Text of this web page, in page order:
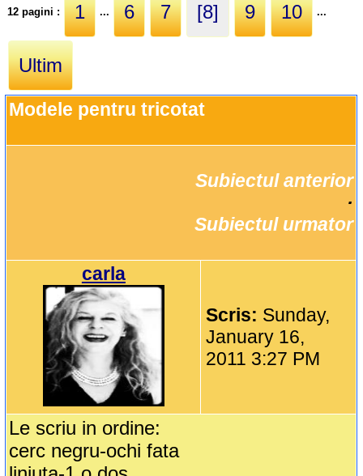
12 pagini : 1 ... 6 7 [8] 9 10 ...
Ultim
Modele pentru tricotat
Subiectul anterior
Subiectul urmator
carla
Scris: Sunday,
January 16,
2011 3:27 PM
Le scriu in ordine:
cerc negru-ochi fata